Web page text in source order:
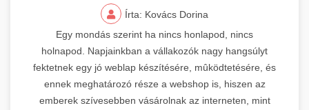
Írta: Kovács Dorina
Egy mondás szerint ha nincs honlapod, nincs
holnapod. Napjainkban a vállakozók nagy hangsúlyt
fektetnek egy jó weblap készítésére, mûködtetésére, és
ennek meghatározó része a webshop is, hiszen az
emberek szívesebben vásárolnak az interneten, mint